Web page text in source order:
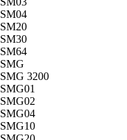
SM04
SM20
SM30
SM64
SMG
SMG 3200
SMG01
SMG02
SMG04
SMG10